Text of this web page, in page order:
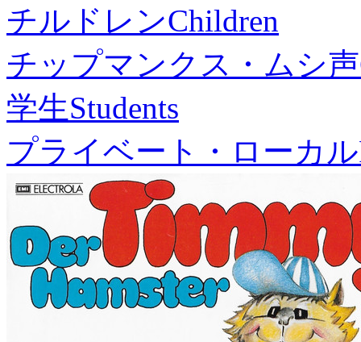
チルドレンChildren
チップマンクス・ムシ声
学生Students
プライベート・ローカル